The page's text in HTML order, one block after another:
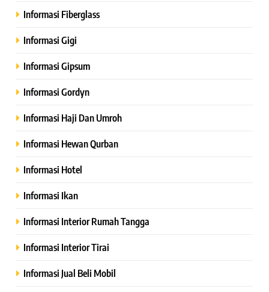
Informasi Fiberglass
Informasi Gigi
Informasi Gipsum
Informasi Gordyn
Informasi Haji Dan Umroh
Informasi Hewan Qurban
Informasi Hotel
Informasi Ikan
Informasi Interior Rumah Tangga
Informasi Interior Tirai
Informasi Jual Beli Mobil